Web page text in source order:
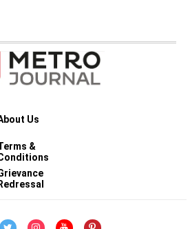
തുടരുമെന്ന്
Us
&
Redressal